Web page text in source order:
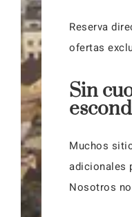
Reserva
ofertas
Sin
Muchos
adicionales
Nosotros